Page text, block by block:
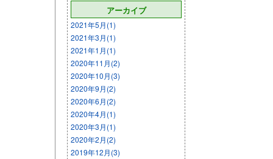
アーカイブ
2021年5月(1)
2021年3月(1)
2021年1月(1)
2020年11月(2)
2020年10月(3)
2020年9月(2)
2020年6月(2)
2020年4月(1)
2020年3月(1)
2020年2月(2)
2019年12月(3)